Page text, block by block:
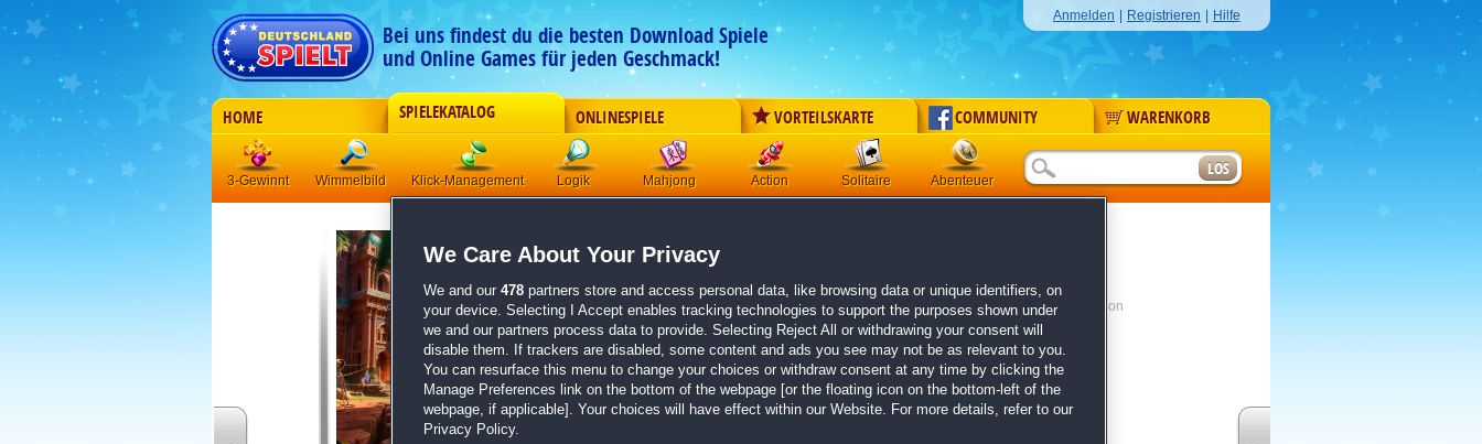
Bei uns findest du die besten Download Spiele
und Online Games für jeden Geschmack!
Anmelden Registrieren Hilfe
HOME SPIELEKATALOG ONLINESPIELE VORTEILSKARTE COMMUNITY WARENKORB
3-Gewinnt Wimmelbild Klick-Management Logik Mahjong Action Solitaire Abenteuer
Hidden Portals:
Sonnengebundenen Sammleredition
Originaltitel:Hidden Portals: Chronicles of the Sunbound Collector's Edition
Entwickler: Domini Games
von 1 Mitglied
Wimmelbild | Größe: 1500.6 MB
We Care About Your Privacy
We and our 478 partners store and access personal data, like browsing data or unique identifiers, on
your device. Selecting I Accept enables tracking technologies to support the purposes shown under
we and our partners process data to provide. Selecting Reject All or withdrawing your consent will
disable them. If trackers are disabled, some content and ads you see may not be as relevant to you.
You can resurface this menu to change your choices or withdraw consent at any time by clicking the
Manage Preferences link on the bottom of the webpage [or the floating icon on the bottom-left of the
webpage, if applicable]. Your choices will have effect within our Website. For more details, refer to our
Privacy Policy.